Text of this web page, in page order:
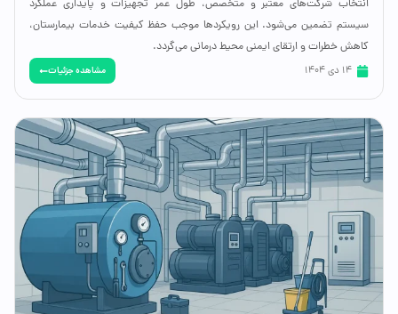
انتخاب شرکت‌های معتبر و متخصص، طول عمر تجهیزات و پایداری عملکرد
سیستم تضمین می‌شود. این رویکردها موجب حفظ کیفیت خدمات بیمارستان،
کاهش خطرات و ارتقای ایمنی محیط درمانی می‌گردد.
14 دی 1404 مشاهده جزئیات